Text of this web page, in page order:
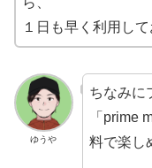
１日も早く利用して
ゆうや
ちなみに
「prime
料で楽し